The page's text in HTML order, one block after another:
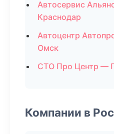
Автосервис
Краснодар
Автоцентр
Омск
СТО Про Центр —
Компании в